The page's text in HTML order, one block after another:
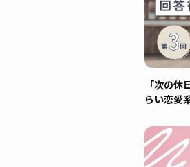
「次の
らい恋愛